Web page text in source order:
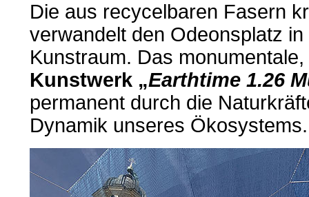
Die aus recycelbaren Fasern
verwandelt den Odeonsplatz
Kunstraum. Das monumentale,
Kunstwerk „Earthtime 1.26
permanent durch die
Dynamik unseres Ökosystems.